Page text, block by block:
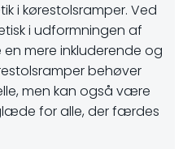
i kørestolsramper. Ved
i udformningen af
mere inkluderende og
behøver
men kan også være
for alle, der færdes